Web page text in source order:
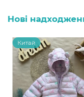
Нові
Китай